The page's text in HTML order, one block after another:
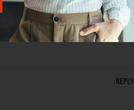
REPLY
REPLY